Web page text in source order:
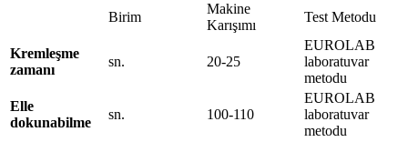
Birim
Makine
Karışımı
Test Metodu
Kremleşme
zamanı
sn. 20-25
EUROLAB
laboratuvar
metodu
Elle
dokunabilme
sn. 100-110
EUROLAB
laboratuvar
metodu